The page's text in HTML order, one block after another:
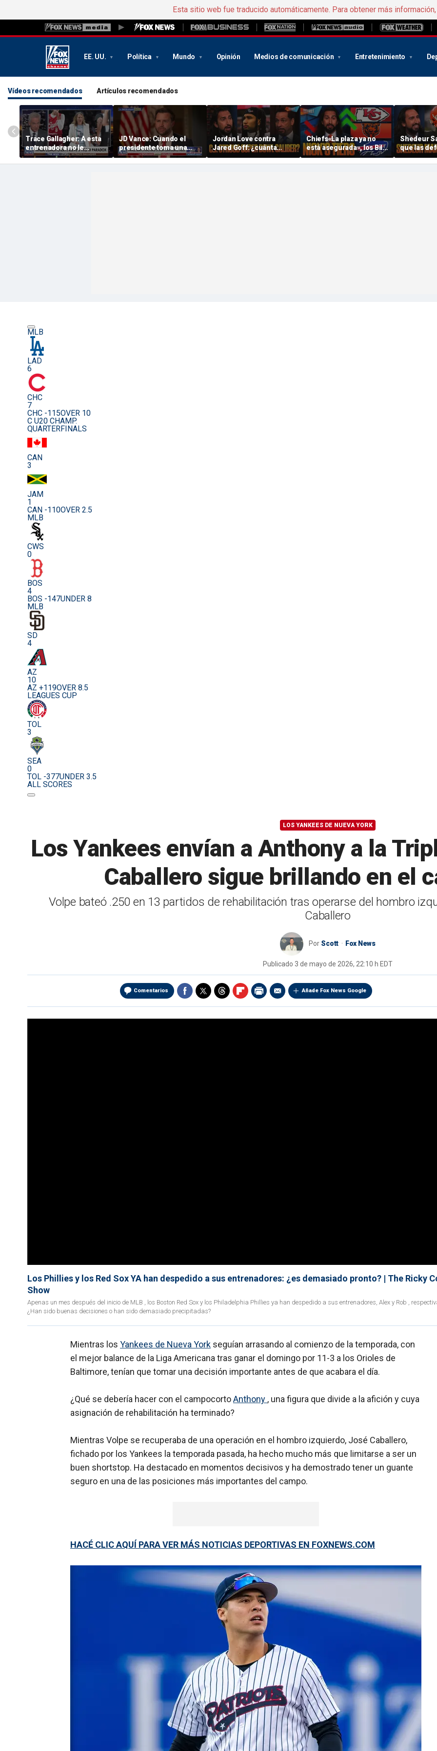
Esta sitio web fue traducido automáticamente. Para obtener más
EE. UU. Política Mundo Opinión Medios de comunicación Entretenimiento
Vídeos recomendados Artículos recomendados
Trace Gallagher: A esta
entrenadora no le
preocupa la igualdad de
oportunidades, sino solo
JD Vance: Cuando el
presidente toma una
decisión, estamos todos
de acuerdo
Jordan Love contra
Jared Goff: ¿cuánta
presión tienen C.J.
Stroud y los « Texans »
Chiefs«La plaza ya no
está asegurada», los Bills
y los Bears han
«exagerado demasiado»
Shedeur
que las
«duerman
bebé».
MLB
LAD
6
CHC
7
CHC -115OVER 10
C U20 CHAMP.
QUARTERFINALS
CAN
3
JAM
1
CAN -110OVER 2.5
MLB
CWS
0
BOS
4
BOS -147UNDER 8
MLB
SD
4
AZ
10
AZ +119OVER 8.5
LEAGUES CUP
TOL
3
SEA
0
TOL -377UNDER 3.5
ALL SCORES
LOS YANKEES DE NUEVA YORK
Los Yankees envían a Anthony a la
Caballero sigue brillando en el
Volpe bateó .250 en 13 partidos de rehabilitación tras operarse del hombro
Caballero
Por Scott Fox News
Publicado 3 de mayo de 2026, 22:10 h EDT
Comentarios Añade Fox News Google
Los Phillies y los Red Sox YA han despedido a sus entrenadores: ¿es demasiado pronto? | The Ricky
Show
Apenas un mes después del inicio de MLB , los Boston Red Sox y los Philadelphia Phillies ya han despedido a sus entrenadores, Alex y Rob ,
¿Han sido buenas decisiones o han sido demasiado precipitadas?
Mientras los Yankees de Nueva York seguían arrasando al comienzo de la temporada, con
el mejor balance de la Liga Americana tras ganar el domingo por 11-3 a los Orioles de
Baltimore, tenían que tomar una decisión importante antes de que acabara el día.
¿Qué se debería hacer con el campocortoAnthony , una figura que divide a la afición y cuya
asignación de rehabilitación ha terminado?
Mientras Volpe se recuperaba de una operación en el hombro izquierdo, José Caballero,
fichado por los Yankees la temporada pasada, ha hecho mucho más que limitarse a ser un
buen shortstop. Ha destacado en momentos decisivos y ha demostrado tener un guante
seguro en una de las posiciones más importantes del campo.
HACÉ CLIC AQUÍ PARA VER MÁS NOTICIAS DEPORTIVAS EN FOXNEWS.COM